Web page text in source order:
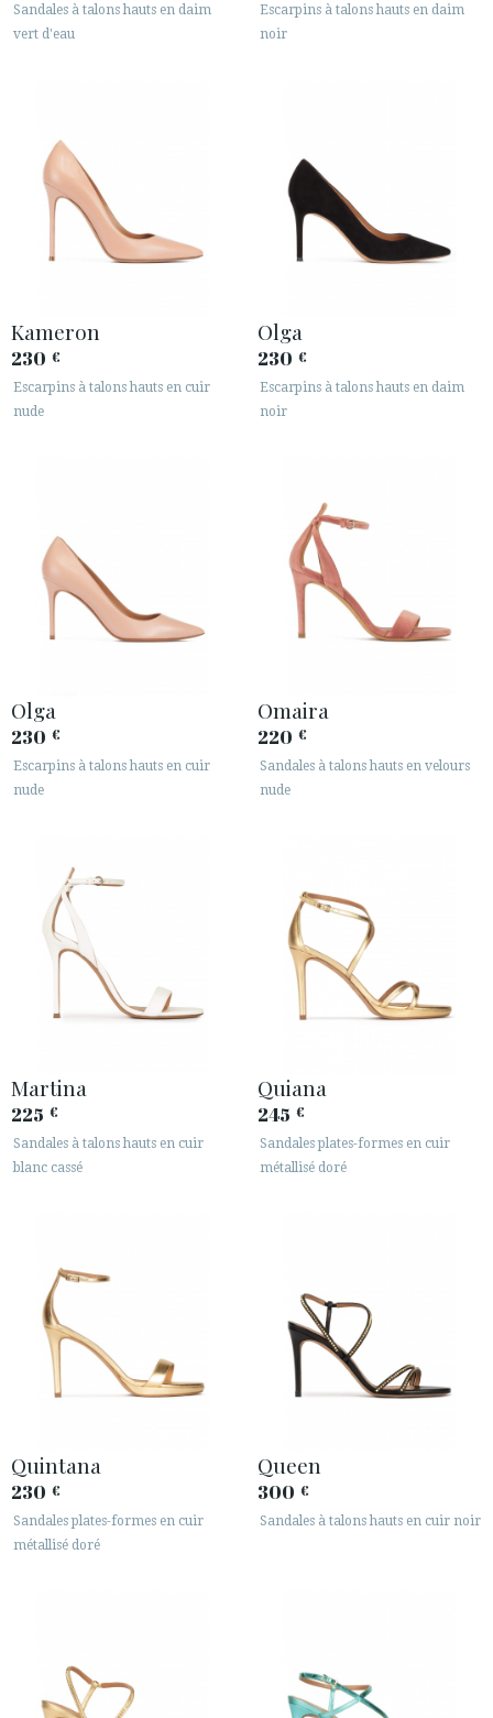
Sandales à talons hauts en daim
vert d'eau
Escarpins à talons hauts en daim
noir
Kameron
230 €
Escarpins à talons hauts en cuir
nude
Olga
230 €
Escarpins à talons hauts en daim
noir
Olga
230 €
Escarpins à talons hauts en cuir
nude
Omaira
220 €
Sandales à talons hauts en velours
nude
Martina
225 €
Sandales à talons hauts en cuir
blanc cassé
Quiana
245 €
Sandales plates-formes en cuir
métallisé doré
Quintana
230 €
Sandales plates-formes en cuir
métallisé doré
Queen
300 €
Sandales à talons hauts en cuir noir